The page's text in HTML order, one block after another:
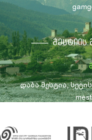
ᲛᲔᲡᲢᲘᲘᲡ
დაბა მესტია,